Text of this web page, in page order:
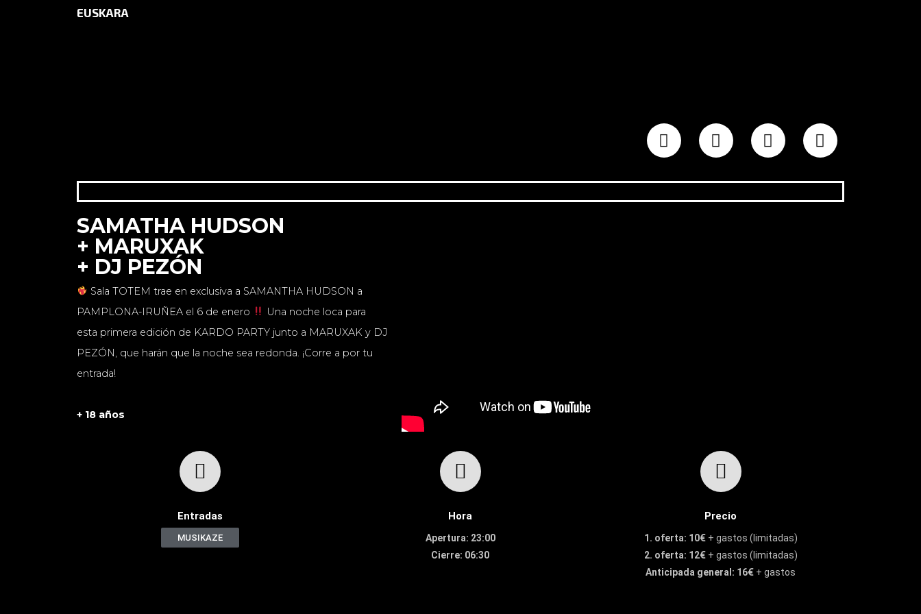
EUSKARA
SAMATHA HUDSON
+ MARUXAK
+ DJ PEZÓN
Sala TOTEM trae en exclusiva a SAMANTHA HUDSON a
PAMPLONA-IRUÑEA el 6 de enero
Una noche loca para
esta primera edición de KARDO PARTY junto a MARUXAK y DJ
PEZÓN, que harán que la noche sea redonda. ¡Corre a por tu
entrada!
+ 18 años
Entradas
MUSIKAZE
Hora
Apertura: 23:00
Cierre: 06:30
Precio
1. oferta: 10€+ gastos (limitadas)
2. oferta: 12€+ gastos (limitadas)
Anticipada general: 16€ + gastos